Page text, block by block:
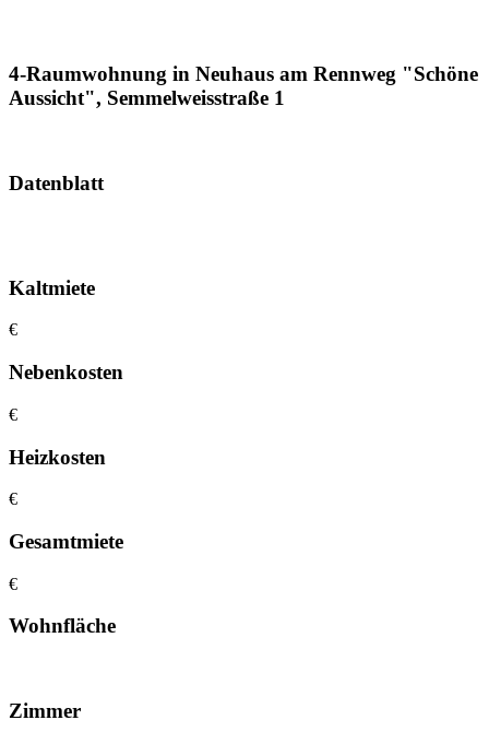
4-Raumwohnung in Neuhaus am Rennweg "Schöne
Aussicht", Semmelweisstraße 1
Datenblatt
Kaltmiete
€
Nebenkosten
€
Heizkosten
€
Gesamtmiete
€
Wohnfläche
Zimmer